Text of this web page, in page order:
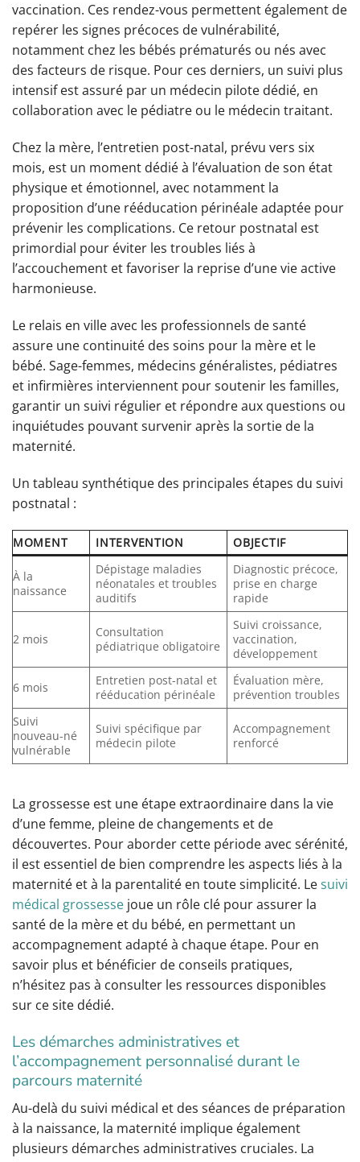
vaccination. Ces rendez-vous permettent également de
repérer les signes précoces de vulnérabilité,
notamment chez les bébés prématurés ou nés avec
des facteurs de risque. Pour ces derniers, un suivi plus
intensif est assuré par un médecin pilote dédié, en
collaboration avec le pédiatre ou le médecin traitant.
Chez la mère, l’entretien post-natal, prévu vers six
mois, est un moment dédié à l’évaluation de son état
physique et émotionnel, avec notamment la
proposition d’une rééducation périnéale adaptée pour
prévenir les complications. Ce retour postnatal est
primordial pour éviter les troubles liés à
l’accouchement et favoriser la reprise d’une vie active
harmonieuse.
Le relais en ville avec les professionnels de santé
assure une continuité des soins pour la mère et le
bébé. Sage-femmes, médecins généralistes, pédiatres
et infirmières interviennent pour soutenir les familles,
garantir un suivi régulier et répondre aux questions ou
inquiétudes pouvant survenir après la sortie de la
maternité.
Un tableau synthétique des principales étapes du suivi
postnatal :
MOMENT INTERVENTION OBJECTIF
À la
naissance
Dépistage maladies
néonatales et troubles
auditifs
Diagnostic précoce,
prise en charge
rapide
2 mois
Consultation
pédiatrique obligatoire
Suivi croissance,
vaccination,
développement
6 mois
Entretien post-natal et
rééducation périnéale
Évaluation mère,
prévention troubles
Suivi
nouveau-né
vulnérable
Suivi spécifique par
médecin pilote
Accompagnement
renforcé
La grossesse est une étape extraordinaire dans la vie
d’une femme, pleine de changements et de
découvertes. Pour aborder cette période avec sérénité,
il est essentiel de bien comprendre les aspects liés à la
maternité et à la parentalité en toute simplicité. Lesuivi
médical grossesse joue un rôle clé pour assurer la
santé de la mère et du bébé, en permettant un
accompagnement adapté à chaque étape. Pour en
savoir plus et bénéficier de conseils pratiques,
n’hésitez pas à consulter les ressources disponibles
sur ce site dédié.
Les démarches administratives et
l’accompagnement personnalisé durant le
parcours maternité
Au-delà du suivi médical et des séances de préparation
à la naissance, la maternité implique également
plusieurs démarches administratives cruciales. La